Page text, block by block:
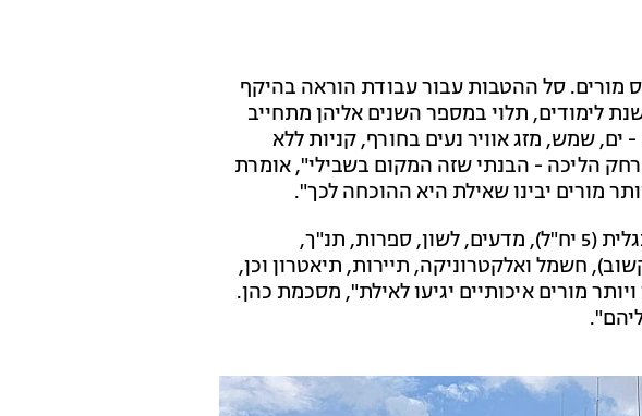
מורים. סל ההטבות עבור עבודת הוראה בהיקף
45,000 ש"ח ל-85,000 ש"ח בכל שנת לימודים, תלוי במספר השנים אליהן מתחייב
שמש, מזג אוויר נעים בחורף, קניות ללא
הליכה - הבנתי שזה המקום בשבילי", אומרת
מורים יבינו שאילת היא ההוכחה לכך".
גיוס המורים בעיר אילת מתמקד במקצועות מתמטיקה אנגלית (5 יח"ל), מדעים, לשון, ספרות, תנ"ך,
חשמל ואלקטרוניקה, תיירות, תיאטרון וכן,
ספק שיותר ויותר מורים איכותיים יגיעו לאילת", מסכמת כהן.